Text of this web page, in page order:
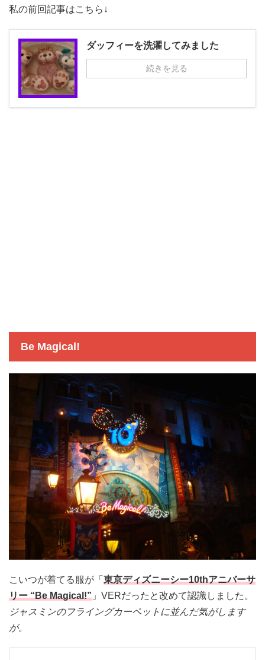
私の前回記事はこちら↓
ダッフィーを洗濯してみました
続きを見る
Be Magical!
こいつが着てる服が「 東京ディズニーシー10thアニバーサ
リー “Be Magical!” 」VERだったと改めて認識しました。
ジャスミンのフライングカーペットに並んだ気がします
が。